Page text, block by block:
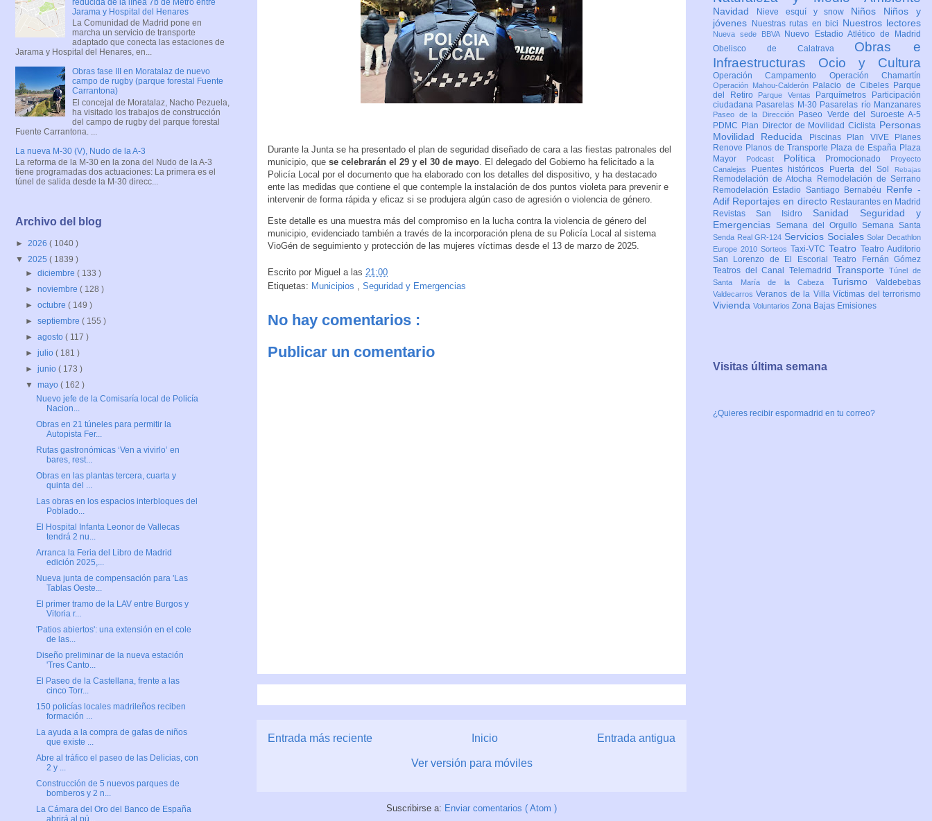
Durante la Junta se ha presentado el plan de seguridad diseñado de cara a las fiestas patronales del
municipio, que se celebrarán el 29 y el 30 de mayo . El delegado del Gobierno ha felicitado a la
Policía Local por el documento que ha elaborado con los detalles del dispositivo, y ha destacado
ente las medidas que contiene el que contemple la instalación de dos puntos violeta para prevenir e
intervenir de forma rápida y eficaz si se produjera algún caso de agresión o violencia de género.
Este detalle es una muestra más del compromiso en la lucha contra la violencia de género del
municipio, evidenciado también a través de la incorporación plena de su Policía Local al sistema
VioGén de seguimiento y protección de las mujeres víctimas desde el 13 de marzo de 2025.
Escrito por Miguel a las 21:00
Etiquetas: Municipios , Seguridad y Emergencias
No hay comentarios :
Publicar un comentario
Entrada más reciente Entrada antigua
Inicio
Ver versión para móviles
Suscribirse a: Enviar comentarios ( Atom )
Jarama y Hospital del Henares
La Comunidad de Madrid pone en
marcha un servicio de transporte
adaptado que conecta las estaciones de
Jarama y Hospital del Henares, en...
Obras fase III en Moratalaz de nuevo
campo de rugby (parque forestal Fuente
Carrantona)
El concejal de Moratalaz, Nacho Pezuela,
ha visitado los trabajos de construcción
del campo de rugby del parque forestal
Fuente Carrantona. ...
La nueva M-30 (V), Nudo de la A-3
La reforma de la M-30 en la zona del Nudo de la A-3
tiene programadas dos actuaciones: La primera es el
túnel de salida desde la M-30 direcc...
Archivo del blog
► 2026 ( 1040 )
▼ 2025 ( 1839 )
►diciembre( 133 )
►noviembre( 128 )
►octubre( 149 )
►septiembre( 155 )
►agosto( 117 )
►julio( 181 )
►junio( 173 )
▼mayo( 162 )
Nuevo jefe de la Comisaría local de Policía
Nacion...
Obras en 21 túneles para permitir la
Autopista Fer...
Rutas gastronómicas ‘Ven a vivirlo’ en
bares, rest...
Obras en las plantas tercera, cuarta y
quinta del ...
Las obras en los espacios interbloques del
Poblado...
El Hospital Infanta Leonor de Vallecas
tendrá 2 nu...
Arranca la Feria del Libro de Madrid
edición 2025,...
Nueva junta de compensación para 'Las
Tablas Oeste...
El primer tramo de la LAV entre Burgos y
Vitoria r...
'Patios abiertos': una extensión en el cole
de las...
Diseño preliminar de la nueva estación
'Tres Canto...
El Paseo de la Castellana, frente a las
cinco Torr...
150 policías locales madrileños reciben
formación ...
La ayuda a la compra de gafas de niños
que existe ...
Abre al tráfico el paseo de las Delicias, con
2 y ...
Construcción de 5 nuevos parques de
bomberos y 2 n...
La Cámara del Oro del Banco de España
Navidad Nieve esquí y snow Niños Niños y
jóvenes
Nuestras rutas en bici Nuestros lectores
Nueva sede BBVA
Nuevo Estadio Atlético de Madrid
Obelisco de Calatrava Obras e
Infraestructuras Ocio y Cultura
Operación Campamento Operación Chamartín
Operación Mahou-Calderón Palacio de Cibeles Parque
del Retiro
Parque Ventas Parquímetros
Participación
ciudadana Pasarelas M-30 Pasarelas río Manzanares
Paseo de la Dirección
Paseo Verde del Suroeste A-5
PDMC Plan Director de Movilidad Ciclista Personas
Movilidad Reducida
Piscinas Plan VIVE
Planes
Renove Planos de Transporte Plaza de España Plaza
Mayor
Podcast Política Promocionado
Proyecto
Canalejas
Puentes históricos Puerta del Sol Rebajas
Remodelación de Atocha
Remodelación de Serrano
Remodelación Estadio Santiago Bernabéu Renfe -
Adif Reportajes en directo Restaurantes en Madrid
Revistas San Isidro Sanidad Seguridad y
Emergencias Semana del Orgullo Semana Santa
Senda Real GR-124 Servicios SocialesSolar Decathlon
Europe 2010 Sorteos Taxi-VTC Teatro Teatro Auditorio
San Lorenzo de El EscorialTeatro Fernán Gómez
Teatros del Canal Telemadrid TransporteTúnel de
Santa María de la Cabeza Turismo Valdebebas
ValdecarrosVeranos de la VillaVíctimas del terrorismo
Vivienda Voluntarios Zona Bajas Emisiones
Visitas última semana
¿Quieres recibir espormadrid en tu correo?